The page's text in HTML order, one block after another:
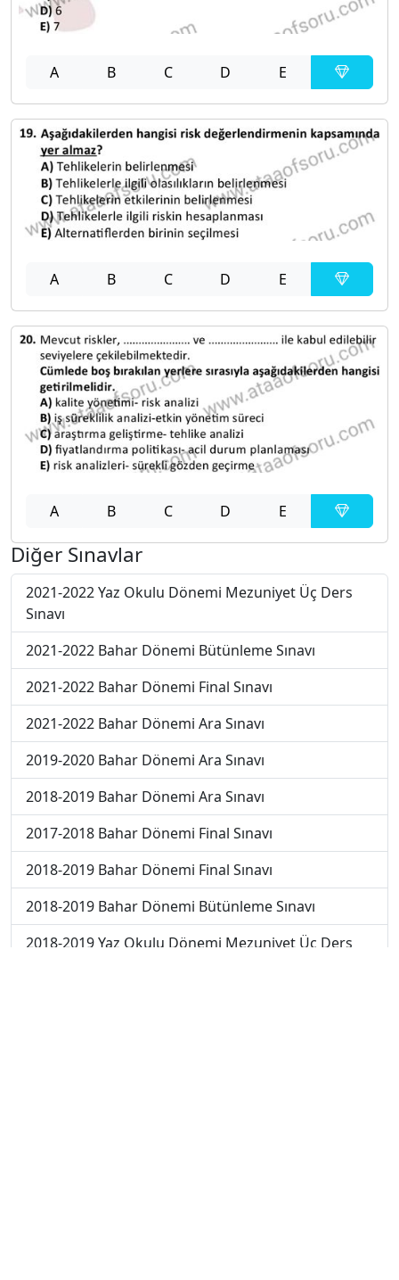
A B C D E
A B C D E
A B C D E
Diğer Sınavlar
2021-2022 Yaz Okulu Dönemi Mezuniyet Üç Ders
Sınavı
2021-2022 Bahar Dönemi Bütünleme Sınavı
2021-2022 Bahar Dönemi Final Sınavı
2021-2022 Bahar Dönemi Ara Sınavı
2019-2020 Bahar Dönemi Ara Sınavı
2018-2019 Bahar Dönemi Ara Sınavı
2017-2018 Bahar Dönemi Final Sınavı
2018-2019 Bahar Dönemi Final Sınavı
2018-2019 Bahar Dönemi Bütünleme Sınavı
2018-2019 Yaz Okulu Dönemi Mezuniyet Üç Ders